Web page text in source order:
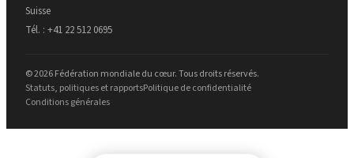
Suisse
Tél. : +41 22 512 0695
© 2026 Fédération mondiale du cœur. Tous droits réservés.
Statuts, politiques et rapportsPolitique de confidentialité
Conditions générales